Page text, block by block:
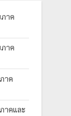
าค
าค
าค
าคและ